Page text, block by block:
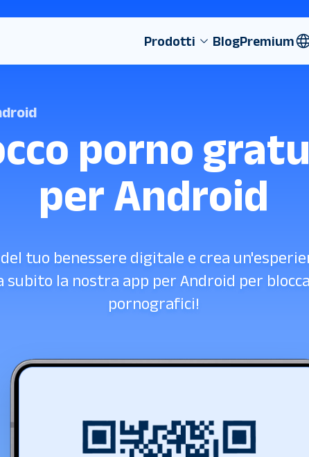
Prodotti BlogPremium
porno
per Android
tuo benessere digitale e crea
subito la nostra app per Android per
pornografici!